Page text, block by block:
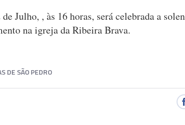
Julho, , às 16 horas, será celebrada a
na igreja da Ribeira Brava.
DE SÃO PEDRO